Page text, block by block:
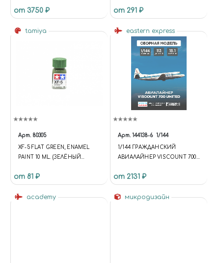
от 3750 ₽ от 291 ₽
tamiya
Арт. 80305
XF-5 FLAT GREEN, ENAMEL
PAINT 10 ML. (ЗЕЛЁНЫЙ
ЭМАЛЕВАЯ 10 МЛ.)
от 81 ₽
eastern express
Арт. 144138-6 1/144
1/144 ГРАЖДАНСКИЙ
АВИАЛАЙНЕР VISCOUNT 700
от 2131 ₽
academy микродизайн